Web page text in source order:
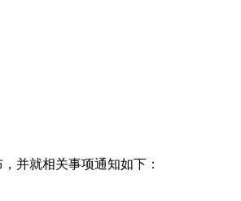
并就相关事项通知如下：